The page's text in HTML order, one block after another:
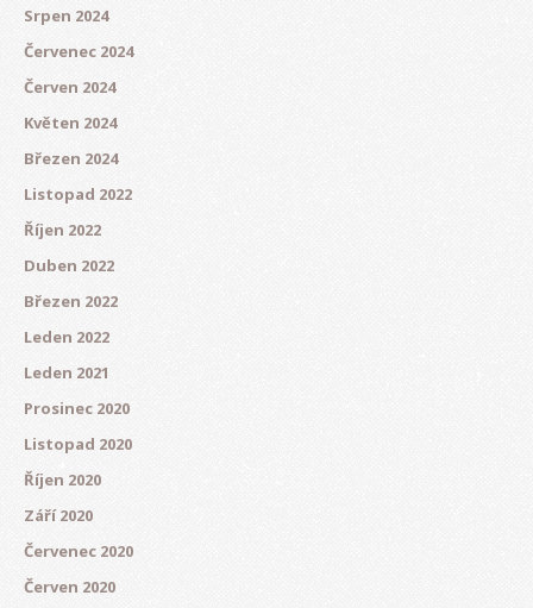
Srpen 2024
Červenec 2024
Červen 2024
Květen 2024
Březen 2024
Listopad 2022
Říjen 2022
Duben 2022
Březen 2022
Leden 2022
Leden 2021
Prosinec 2020
Listopad 2020
Říjen 2020
Září 2020
Červenec 2020
Červen 2020